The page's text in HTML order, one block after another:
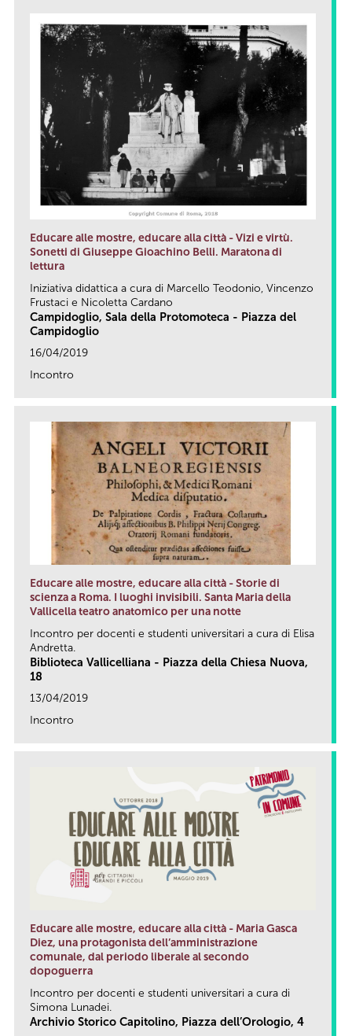
Educare alle mostre, educare alla città - Vizi e virtù.
Sonetti di Giuseppe Gioachino Belli. Maratona di
lettura
Iniziativa didattica a cura di Marcello Teodonio, Vincenzo
Frustaci e Nicoletta Cardano
Campidoglio, Sala della Protomoteca - Piazza del
Campidoglio
16/04/2019
Incontro
Educare alle mostre, educare alla città - Storie di
scienza a Roma. I luoghi invisibili. Santa Maria della
Vallicella teatro anatomico per una notte
Incontro per docenti e studenti universitari a cura di Elisa
Andretta.
Biblioteca Vallicelliana - Piazza della Chiesa Nuova,
18
13/04/2019
Incontro
Educare alle mostre, educare alla città - Maria Gasca
Diez, una protagonista dell’amministrazione
comunale, dal periodo liberale al secondo
dopoguerra
Incontro per docenti e studenti universitari a cura di
Simona Lunadei.
Archivio Storico Capitolino, Piazza dell’Orologio, 4